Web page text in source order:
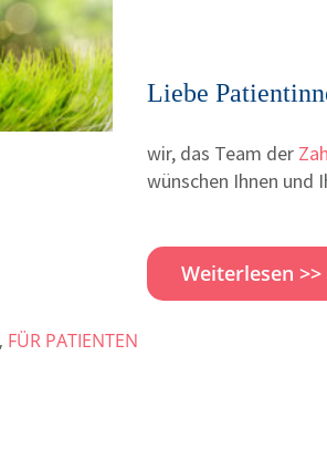
Liebe
wir, das Team der
wünschen Ihnen und
Weiterlesen >>
, FÜR PATIENTEN